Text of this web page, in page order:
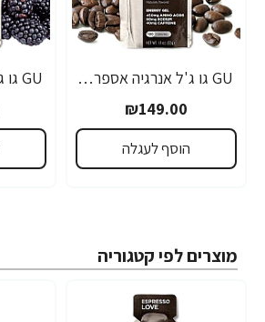
GU גו ג'ל אנרגיה אספרסו 32 גרם - 24 יחידות
₪149.00
הוסף לעגלה
מוצרים לפי קטגוריה